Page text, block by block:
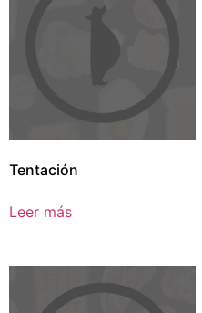
Tentación
Leer más